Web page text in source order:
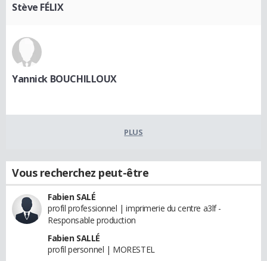
Stève FÉLIX
Yannick BOUCHILLOUX
PLUS
Vous recherchez peut-être
Fabien SALÉ
profil professionnel | imprimerie du centre a3lf -
Responsable production
Fabien SALLÉ
profil personnel | MORESTEL